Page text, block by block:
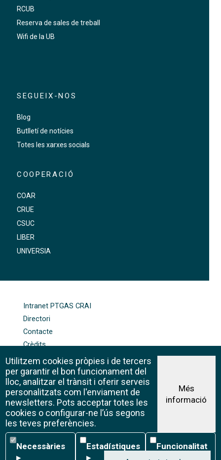
RCUB
Reserva de sales de treball
Wifi de la UB
SEGUEIX-NOS
Blog
Butlletí de notícies
Totes les xarxes socials
COOPERACIÓ
COAR
CRUE
CSUC
LIBER
UNIVERSIA
Intranet PTGAS CRAI
Directori
Contacte
Crèdits
Mapa web
Política de galetes
Avís legal
©CRAI Universitat de Barcelona
Creative Commons 4.0
Utilitzem cookies pròpies i de tercers
per garantir el bon funcionament del
lloc, analitzar el trànsit i oferir serveis
personalitzats com l'enviament de
newsletters. Pots acceptar totes les
cookies o configurar-ne l’ús segons
les teves preferències.
Més
informació
Necessàries
Necessàries
▸
Estadístiques
Estadístiques
▸
Funcionalitat
Funcionalitat
▸